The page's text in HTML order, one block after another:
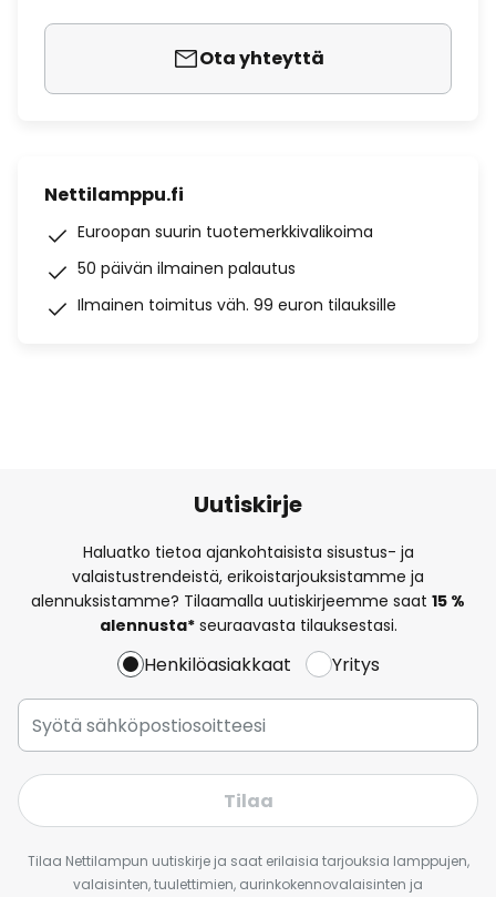
Ota yhteyttä
Nettilamppu.fi
Euroopan suurin tuotemerkkivalikoima
50 päivän ilmainen palautus
Ilmainen toimitus väh. 99 euron tilauksille
Uutiskirje
Haluatko tietoa ajankohtaisista sisustus- ja
valaistustrendeistä, erikoistarjouksistamme ja
alennuksistamme? Tilaamalla uutiskirjeemme saat 15 %
alennusta*seuraavasta tilauksestasi.
Henkilöasiakkaat Yritys
Tilaa
Tilaa Nettilampun uutiskirje ja saat erilaisia tarjouksia lamppujen,
valaisinten, tuulettimien, aurinkokennovalaisinten ja